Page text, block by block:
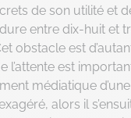
de son utilité et
entre dix-huit et
obstacle est
l’attente est
médiatique
alors il